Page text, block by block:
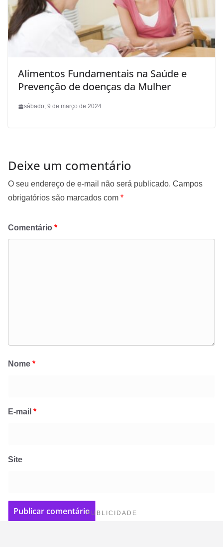
Alimentos Fundamentais na Saúde e
Prevenção de doenças da Mulher
sábado, 9 de março de 2024
Deixe um comentário
O seu endereço de e-mail não será publicado. Campos
obrigatórios são marcados com *
Comentário *
Nome *
E-mail *
Site
PUBLICIDADE